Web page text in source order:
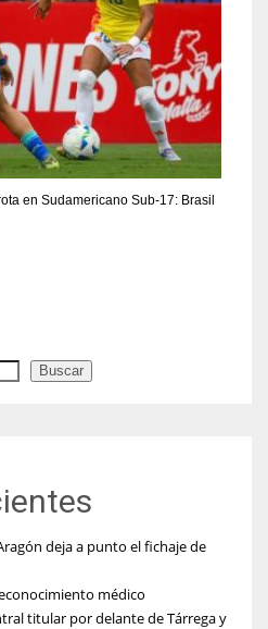
en Sudamericano Sub-17: Brasil
Buscar
deja a punto el fichaje de
médico
titular por delante de Tárrega y